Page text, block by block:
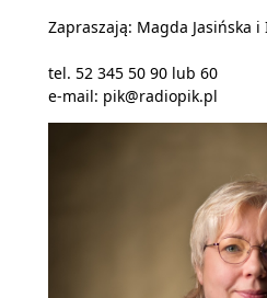
Zapraszają: Magda Jasińska i
tel. 52 345 50 90 lub 60
e-mail: pik@radiopik.pl